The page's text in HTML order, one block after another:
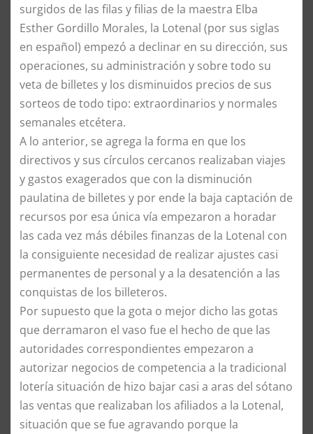
surgidos de las filas y filias de la maestra Elba
Esther Gordillo Morales, la Lotenal (por sus siglas
en español) empezó a declinar en su dirección, sus
operaciones, su administración y sobre todo su
veta de billetes y los disminuidos precios de sus
sorteos de todo tipo: extraordinarios y normales
semanales etcétera.
A lo anterior, se agrega la forma en que los
directivos y sus círculos cercanos realizaban viajes
y gastos exagerados que con la disminución
paulatina de billetes y por ende la baja captación de
recursos por esa única vía empezaron a horadar
las cada vez más débiles finanzas de la Lotenal con
la consiguiente necesidad de realizar ajustes casi
permanentes de personal y a la desatención a las
conquistas de los billeteros.
Por supuesto que la gota o mejor dicho las gotas
que derramaron el vaso fue el hecho de que las
autoridades correspondientes empezaron a
autorizar negocios de competencia a la tradicional
lotería situación de hizo bajar casi a aras del sótano
las ventas que realizaban los afiliados a la Lotenal,
situación que se fue agravando porque la